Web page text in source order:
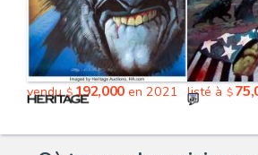
vendu$192,000 en 2021 listé à $